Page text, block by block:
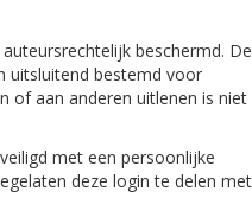
beschermd. De
uitsluitend bestemd voor
of aan anderen uitlenen is niet
met een persoonlijke
deze login te delen met